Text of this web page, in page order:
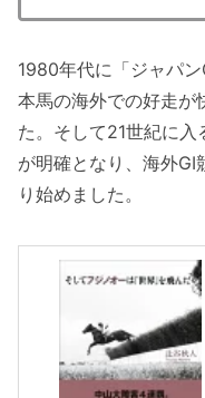
1980年代に「ジャパ
本馬の海外での好走が
た。そして21世紀に
が明確となり、海外GI
り始めました。